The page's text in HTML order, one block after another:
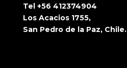
Tel +56 412374904
Los Acacios 1755,
San Pedro de la Paz, Chile.